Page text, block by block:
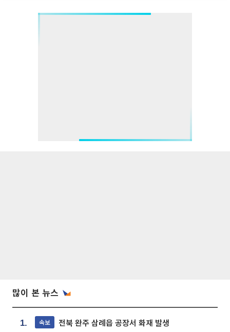
많이 본 뉴스
1. 속보 전북 완주 삼례읍 공장서 화재 발생